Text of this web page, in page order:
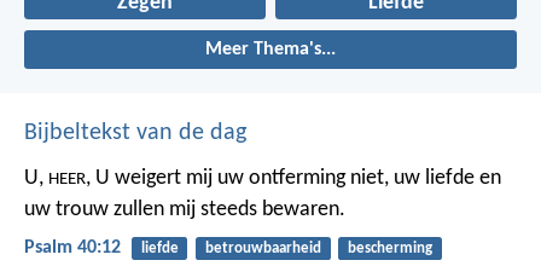
Meer Thema's...
Bijbeltekst van de dag
U, HEER, U weigert mij uw ontferming niet, uw liefde en
uw trouw zullen mij steeds bewaren.
Psalm 40:12 liefde betrouwbaarheid bescherming